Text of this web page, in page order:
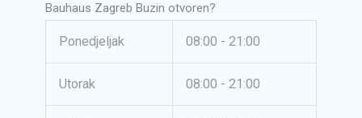
Bauhaus Zagreb Buzin otvoren?
Ponedjeljak 08:00 - 21:00
Utorak 08:00 - 21:00